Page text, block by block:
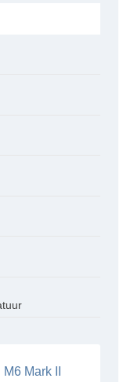
Mark II